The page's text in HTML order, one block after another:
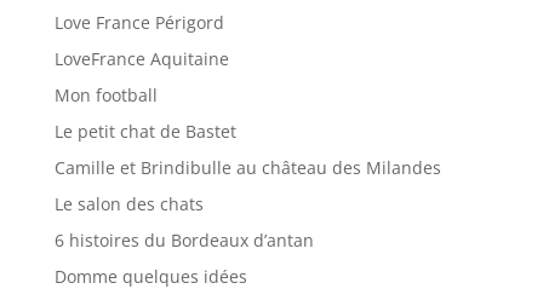
Love France Périgord
LoveFrance Aquitaine
Mon football
Le petit chat de Bastet
Camille et Brindibulle au château des Milandes
Le salon des chats
6 histoires du Bordeaux d’antan
Domme quelques idées